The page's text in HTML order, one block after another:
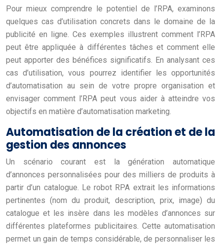
Pour mieux comprendre le potentiel de l’RPA, examinons
quelques cas d’utilisation concrets dans le domaine de la
publicité en ligne. Ces exemples illustrent comment l’RPA
peut être appliquée à différentes tâches et comment elle
peut apporter des bénéfices significatifs. En analysant ces
cas d’utilisation, vous pourrez identifier les opportunités
d’automatisation au sein de votre propre organisation et
envisager comment l’RPA peut vous aider à atteindre vos
objectifs en matière d’automatisation marketing.
Automatisation de la création et de la
gestion des annonces
Un scénario courant est la génération automatique
d’annonces personnalisées pour des milliers de produits à
partir d’un catalogue. Le robot RPA extrait les informations
pertinentes (nom du produit, description, prix, image) du
catalogue et les insère dans les modèles d’annonces sur
différentes plateformes publicitaires. Cette automatisation
permet un gain de temps considérable, de personnaliser les